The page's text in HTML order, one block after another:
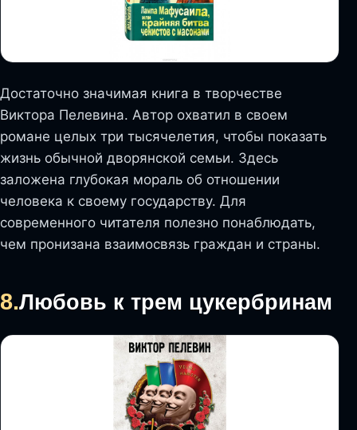
Достаточно значимая книга в творчестве
Виктора Пелевина. Автор охватил в своем
романе целых три тысячелетия, чтобы показать
жизнь обычной дворянской семьи. Здесь
заложена глубокая мораль об отношении
человека к своему государству. Для
современного читателя полезно понаблюдать,
чем пронизана взаимосвязь граждан и страны.
8.Любовь к трем цукербринам